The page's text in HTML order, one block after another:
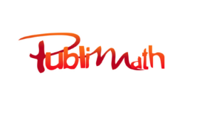
contenu
Publimath